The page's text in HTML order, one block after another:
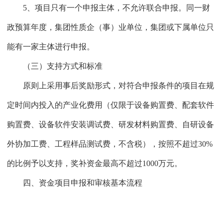
5、项目只有一个申报主体，不允许联合申报。同一财
政预算年度，集团性质企（事）业单位，集团或下属单位只
能有一家主体进行申报。
（三）支持方式和标准
原则上采用事后奖励形式，对符合申报条件的项目在规
定时间内投入的产业化费用（仅限于设备购置费、配套软件
购置费、设备软件安装调试费、研发材料购置费、自研设备
外协加工费、工程样品测试费，不含税），按照不超过30%
的比例予以支持，奖补资金最高不超过1000万元。
四、资金项目申报和审核基本流程